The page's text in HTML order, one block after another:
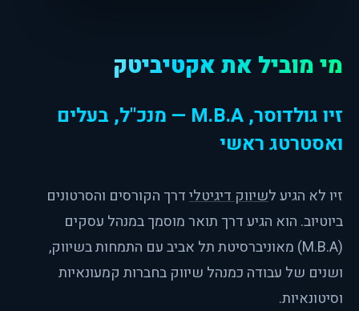
מי מוביל את אקטיביטק
זיו גולדוסר, M.B.A — מנכ"ל, בעלים
ואסטרטג ראשי
זיו לא הגיע לשיווק דיגיטלידרך הקורסים והסרטונים
ביוטיוב. הוא הגיע דרך תואר מוסמך במנהל עסקים
(M.B.A) מאוניברסיטת תל אביב עם התמחות בשיווק,
ושנים של עבודה כמנהל שיווק בחברות קמעונאיות
וסיטונאיות.